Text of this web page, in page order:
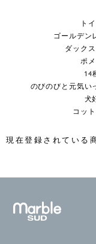
ト
ゴールデン
ダック
ポ
14
のびのびと元気い
犬
コッ
現在登録されている